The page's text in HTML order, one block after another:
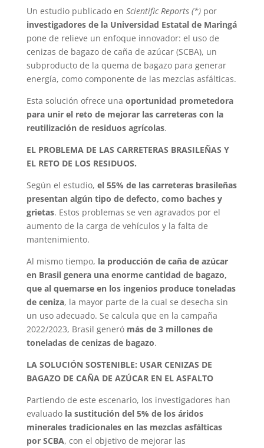
Un estudio publicado en Scientific Reports (*)por
investigadores de la Universidad Estatal de Maringá
pone de relieve un enfoque innovador: el uso de
cenizas de bagazo de caña de azúcar (SCBA), un
subproducto de la quema de bagazo para generar
energía, como componente de las mezclas asfálticas.
Esta solución ofrece una oportunidad prometedora
para unir el reto de mejorar las carreteras con la
reutilización de residuos agrícolas.
EL PROBLEMA DE LAS CARRETERAS BRASILEÑAS Y
EL RETO DE LOS RESIDUOS.
Según el estudio, el 55% de las carreteras brasileñas
presentan algún tipo de defecto, como baches y
grietas. Estos problemas se ven agravados por el
aumento de la carga de vehículos y la falta de
mantenimiento.
Al mismo tiempo, la producción de caña de azúcar
en Brasil genera una enorme cantidad de bagazo,
que al quemarse en los ingenios produce toneladas
de ceniza, la mayor parte de la cual se desecha sin
un uso adecuado. Se calcula que en la campaña
2022/2023, Brasil generó más de 3 millones de
toneladas de cenizas de bagazo.
LA SOLUCIÓN SOSTENIBLE: USAR CENIZAS DE
BAGAZO DE CAÑA DE AZÚCAR EN EL ASFALTO
Partiendo de este escenario, los investigadores han
evaluado la sustitución del 5% de los áridos
minerales tradicionales en las mezclas asfálticas
por SCBA, con el objetivo de mejorar las